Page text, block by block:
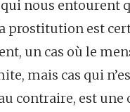
nous entourent
prostitution est
un cas où le
mais cas qui
contraire, est une